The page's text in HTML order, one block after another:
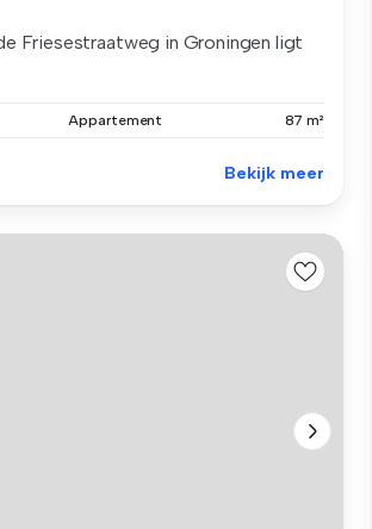
Friesestraatweg in Groningen ligt
Appartement 87 m²
Bekijk meer